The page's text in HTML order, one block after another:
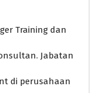
Training dan
Jabatan
di perusahaan